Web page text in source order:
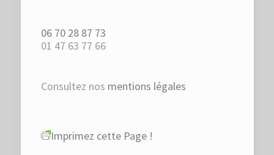
06 70 28 87 73
01 47 63 77 66
Consultez nos mentions légales
Imprimez cette Page !